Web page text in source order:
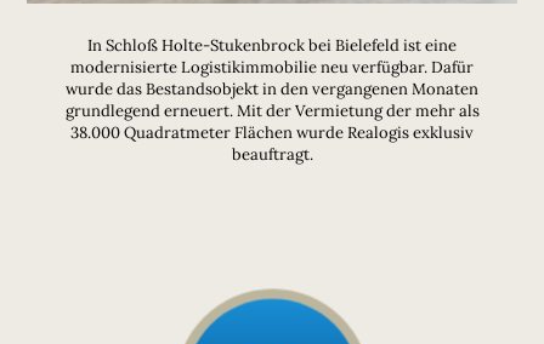
In Schloß Holte-Stukenbrock bei Bielefeld ist eine
modernisierte Logistikimmobilie neu verfügbar. Dafür
wurde das Bestandsobjekt in den vergangenen Monaten
grundlegend erneuert. Mit der Vermietung der mehr als
38.000 Quadratmeter Flächen wurde Realogis exklusiv
beauftragt.